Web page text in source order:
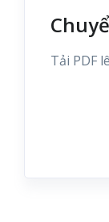
Tải PDF